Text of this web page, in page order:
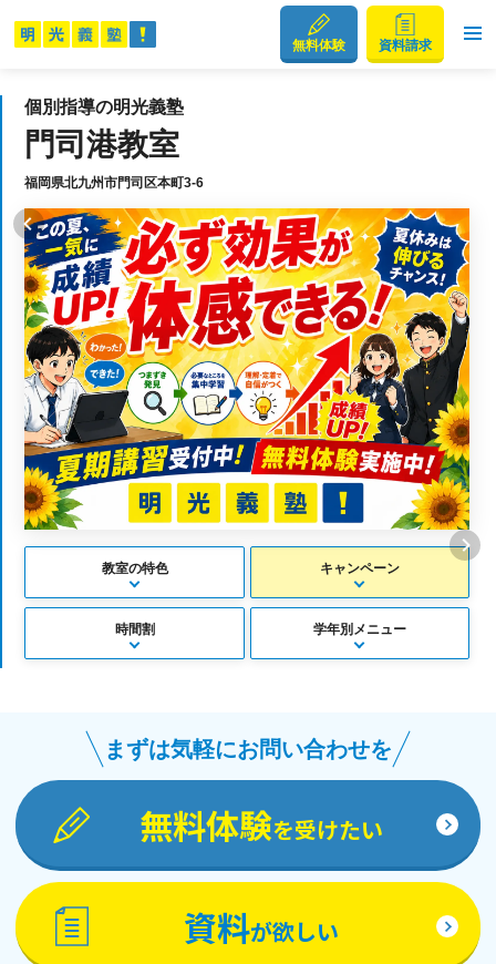
無料体験 資料請求
個別指導の明光義塾
門司港教室
福岡県北九州市門司区本町3-6
教室の特色 キャンペーン
時間割 学年別メニュー
まずは気軽にお問い合わせを
無料体験を受けたい
資料が欲しい